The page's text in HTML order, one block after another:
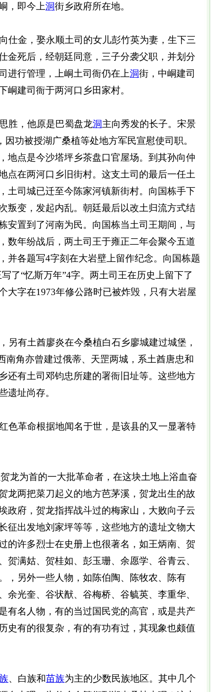
，即今上洞街乡政府所在地。
金，娶永顺土司的女儿彭竹英为妻，生下三
金死后，经朝廷同意，三子分袭父职，并划分
进行管理，上峒土司衙仍在上洞街，中峒建司
峒建司衙于两河口乡田家村。
胜，他原是巴蜀盘龙洞主向秀发的长子。宋景
功被授湖广桑植等处地方军民宣慰使司职。
地点是今沙塔坪乡茶盘口官屋场。到其孙向仲
点在两河口乡旧街村。这支土司的最后一任土
土司城已迁至今陈家河镇新街村。向国栋手下
叛变，发起内乱。朝廷最后以改土归流方式结
安置到了河南为民。向国栋当土司王期间，与
数年纷战后，两土司王于雍正二年会聚今五道
并各题写4字刻在大岩壁上留作纪念。向国栋题
了“忆斯万年”4字。两土司王在历史上留下了
大字在1973年修公路时已被炸毁，只有大岩屋
有土酋廖炎在今桑植白石乡廖城建过城堡，
南角亦曾建过俄蒂、天罡两城，系土酋唐忠和
还有土司邓钧忠所建的署衙旧址等。这些地方
遗址尚存。
革命根据地闻名于世，是该县的又一显著特
为首的一大批革命者，在这块土地上浴血奋
龙两把菜刀起义的地方芭茅溪，贺龙出生的故
政府，贺龙指挥战斗过的梅家山，大败向子云
征出发地刘家坪等等，这些地方的遗址文物大
的许多烈士在史册上也很著名，如王炳南、贺
贺满姑、贺桂如、彭玉珊、余愿学、谷青云、
，另外一些人物，如陈伯陶、陈牧农、陈有
余光奎、谷状猷、谷梅桥、谷毓英、李重华、
有名人物，有的当过国民党的高官，或是共产
史有的很复杂，有的有功有过，其现象也颇值
、白族和苗族为主的少数民族地区。其中几个